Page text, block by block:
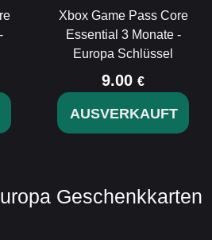
Xbox Game Pass Core
Essential 3 Monate -
Europa Schlüssel
9.00 €
AUSVERKAUFT
Geschenkkarten